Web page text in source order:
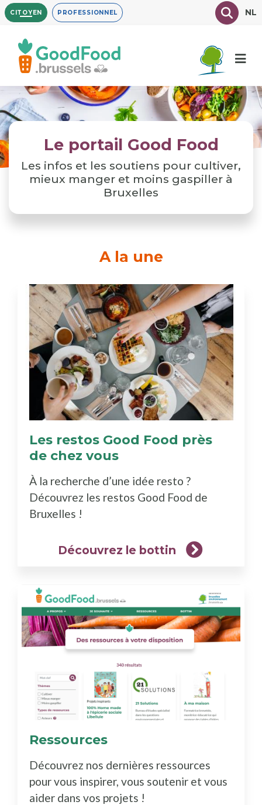
Aller
au
contenu
principal
CITOYEN PROFESSIONNEL TexteNL
Le portail Good Food
Les infos et les soutiens pour cultiver,
mieux manger et moins gaspiller à
Bruxelles
A la une
Les restos Good Food près
de chez vous
bottin)
À la recherche d’une idée resto ?
Découvrez les restos Good Food de
Bruxelles !
Découvrez le bottin
Ressources
plus)
Découvrez nos dernières ressources
pour vous inspirer, vous soutenir et vous
aider dans vos projets !